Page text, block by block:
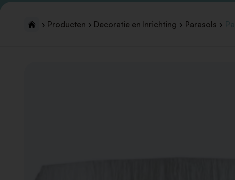
Producten Decoratie en Inrichting Parasols